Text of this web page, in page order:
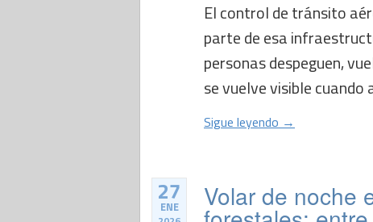
El control de tránsito
parte de esa
personas despeguen,
se vuelve visible cuando
Sigue leyendo →
27
ENE Volar de noche